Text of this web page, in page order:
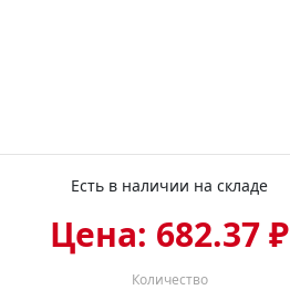
Есть в наличии на складе
Цена: 682.37 ₽
Количество